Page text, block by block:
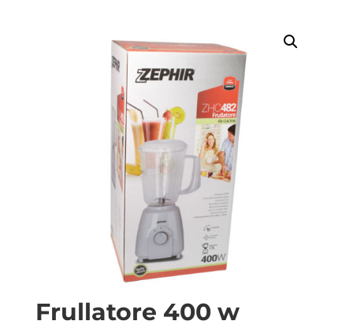
Frullatore 400 w